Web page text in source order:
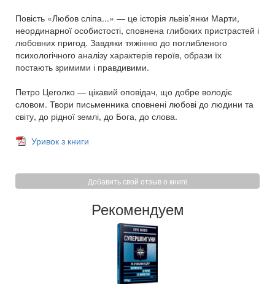
Повість «Любов сліпа...» — це історія львів’янки Марти,
неординарної особистості, сповнена глибоких пристрастей і
любовних пригод. Завдяки тяжінню до поглибленого
психологічного аналізу характерів героїв, образи їх
постають зримими і правдивими.
Петро Цеголко — цікавий оповідач, що добре володіє
словом. Твори письменника сповнені любові до людини та
світу, до рідної землі, до Бога, до слова.
Уривок з книги
Добавить свой отзыв о книге
Рекомендуем